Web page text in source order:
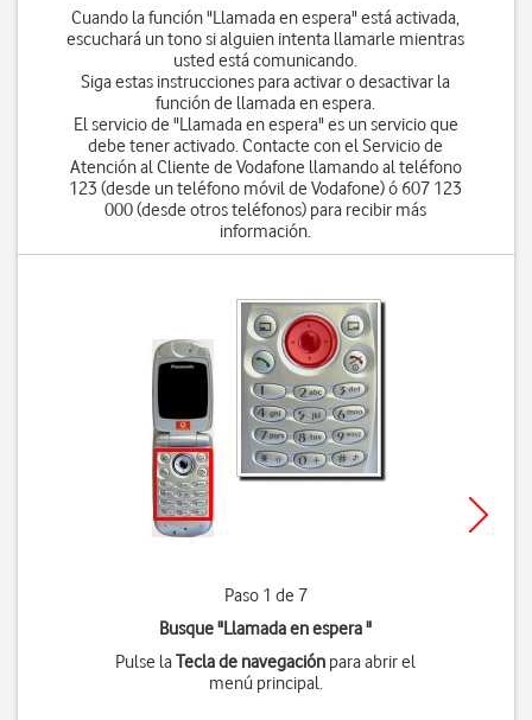
Cuando la función "Llamada en espera" está activada,
escuchará un tono si alguien intenta llamarle mientras
usted está comunicando.
Siga estas instrucciones para activar o desactivar la
función de llamada en espera.
El servicio de "Llamada en espera" es un servicio que
debe tener activado. Contacte con el Servicio de
Atención al Cliente de Vodafone llamando al teléfono
123 (desde un teléfono móvil de Vodafone) ó 607 123
000 (desde otros teléfonos) para recibir más
información.
Paso 1 de 7
Busque "Llamada en espera "
Pulse laTecla de navegación para abrir el
menú principal.